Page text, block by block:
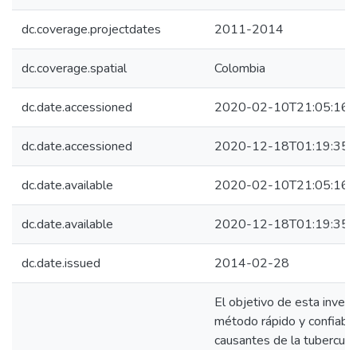
dc.coverage.projectdates 2011-2014
dc.coverage.spatial Colombia
dc.date.accessioned 2020-02-10T21:05:16Z
dc.date.accessioned 2020-12-18T01:19:35Z
dc.date.available 2020-02-10T21:05:16Z
dc.date.available 2020-12-18T01:19:35Z
dc.date.issued 2014-02-28
El objetivo de esta
método rápido y
causantes de la